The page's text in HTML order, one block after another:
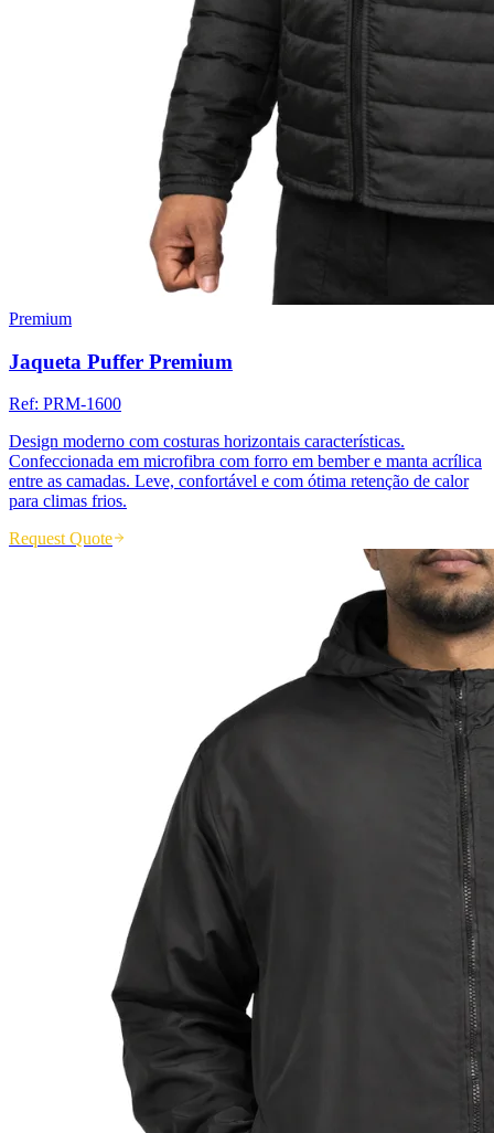
Premium
Jaqueta Puffer Premium
Ref: PRM-1600
Design moderno com costuras horizontais características.
Confeccionada em microfibra com forro em bember e manta acrílica
entre as camadas. Leve, confortável e com ótima retenção de calor
para climas frios.
Request Quote